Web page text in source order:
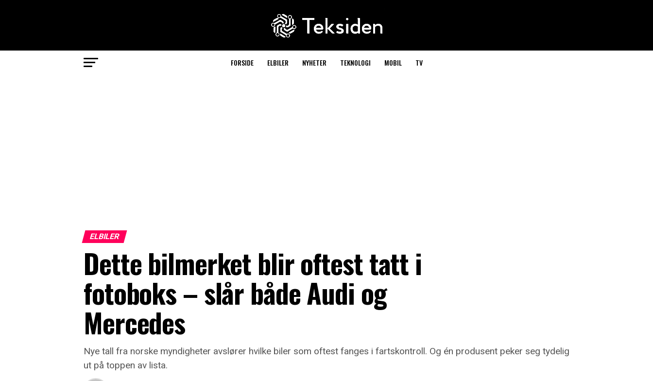
FORSIDE ELBILER NYHETER TEKNOLOGI MOBIL TV
ELBILER
Dette bilmerket blir oftest tatt i
fotoboks – slår både Audi og
Mercedes
Nye tall fra norske myndigheter avslører hvilke biler som oftest fanges i fartskontroll. Og én produsent peker seg tydelig
ut på toppen av lista.